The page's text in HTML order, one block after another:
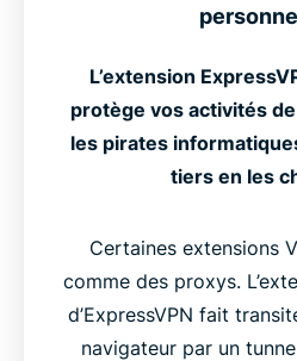
L’extension
protège vos activités
les pirates
tiers en les
Certaines extensions
comme des proxys.
d’ExpressVPN fait
navigateur par un